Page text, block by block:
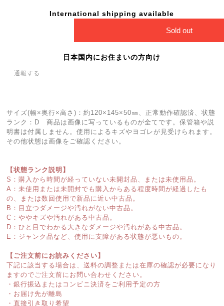
International shipping available
Sold out
日本国内にお住まいの方向け
通報する
サイズ(幅×奥行×高さ)：約120×145×50㎜、正常動作確認済、状態
ランク：D 商品は画像に写っているものが全てです。保管箱や説
明書は付属しません。使用によるキズやヨゴレが見受けられます。
その他状態は画像をご確認ください。
【状態ランク説明】
S：購入から時間が経っていない未開封品、または未使用品。
A：未使用または未開封でも購入からある程度時間が経過したも
の、または数回使用で新品に近い中古品。
B：目立つダメージや汚れがない中古品。
C：ややキズや汚れがある中古品。
D：ひと目でわかる大きなダメージや汚れがある中古品。
E：ジャンク品など、使用に支障がある状態が悪いもの。
【ご注文前にお読みください】
下記に該当する場合は、送料の調整または在庫の確認が必要になり
ますのでご注文前にお問い合わせください。
・銀行振込またはコンビニ決済をご利用予定の方
・お届け先が離島
・直接引き取り希望